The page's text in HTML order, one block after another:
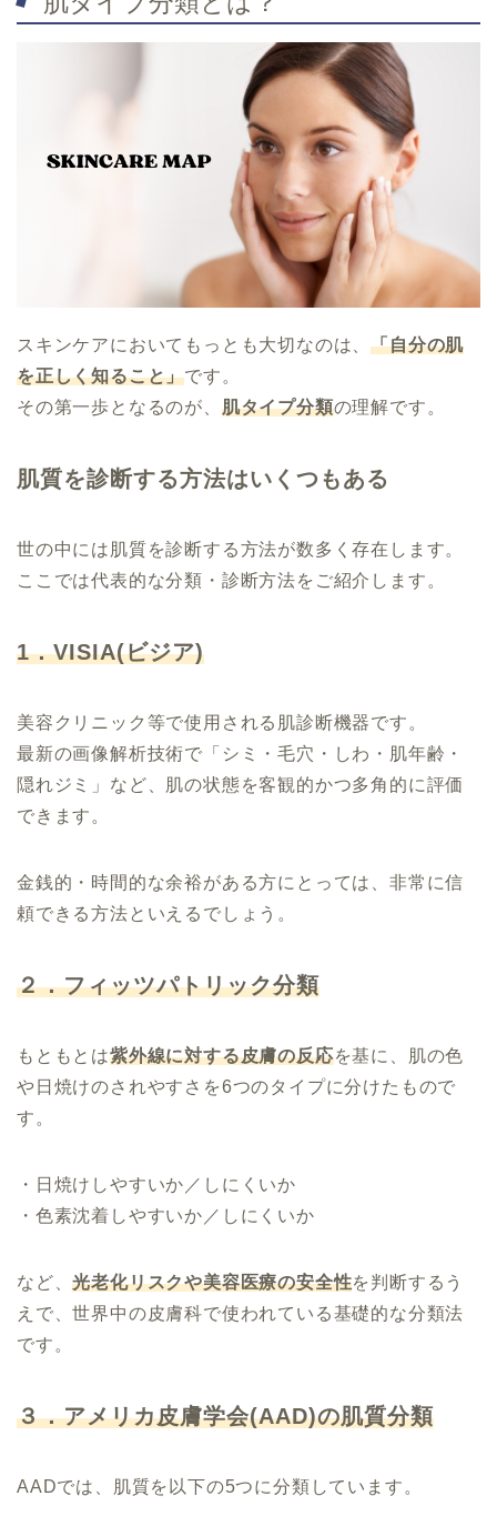
スキンケアにおいてもっとも大切なのは、「自分の肌
を正しく知ること」です。
その第一歩となるのが、 肌タイプ分類の理解です。
肌質を診断する方法はいくつもある
世の中には肌質を診断する方法が数多く存在します。
ここでは代表的な分類・診断方法をご紹介します。
1．VISIA(ビジア)
美容クリニック等で使用される肌診断機器です。
最新の画像解析技術で「シミ・毛穴・しわ・肌年齢・
隠れジミ」など、肌の状態を客観的かつ多角的に評価
できます。
金銭的・時間的な余裕がある方にとっては、非常に信
頼できる方法といえるでしょう。
２．フィッツパトリック分類
もともとは紫外線に対する皮膚の反応を基に、肌の色
や日焼けのされやすさを6つのタイプに分けたもので
す。
・日焼けしやすいか／しにくいか
・色素沈着しやすいか／しにくいか
など、光老化リスクや美容医療の安全性を判断するう
えで、世界中の皮膚科で使われている基礎的な分類法
です。
３．アメリカ皮膚学会(AAD)の肌質分類
AADでは、肌質を以下の5つに分類しています。